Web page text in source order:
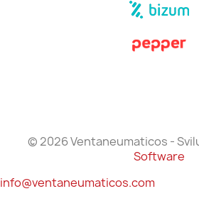
© 2026 Ventaneumaticos -
Software
info@ventaneumaticos.com